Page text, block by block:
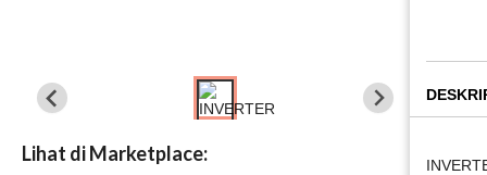
Lihat di Marketplace: